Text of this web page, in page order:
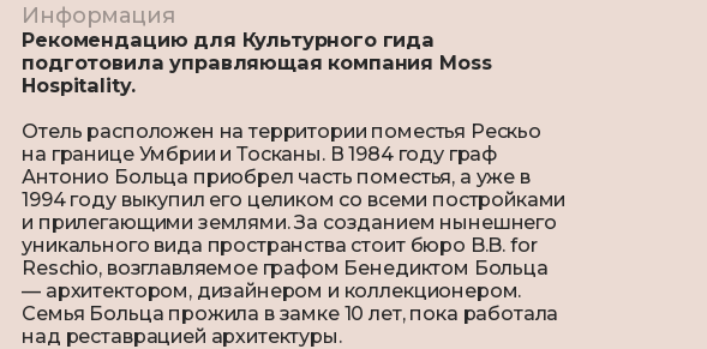
Информация
Рекомендацию для Культурного гида
подготовила управляющая компания Moss
Hospitality.
Отель расположен на территории поместья Рескьо
на границе Умбрии и Тосканы. В 1984 году граф
Антонио Больца приобрел часть поместья, а уже в
1994 году выкупил его целиком со всеми постройками
и прилегающими землями.За созданием нынешнего
уникального вида пространства стоит бюро B.B. for
Reschio, возглавляемое графом Бенедиктом Больца
— архитектором, дизайнером и коллекционером.
Семья Больца прожила в замке 10 лет, пока работала
над реставрацией архитектуры.